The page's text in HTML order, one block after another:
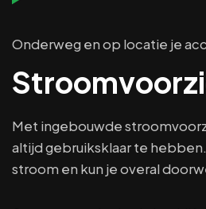
Onderweg en op locatie je
Met ingebouwde
altijd gebruiksklaar te
stroom en kun je overal